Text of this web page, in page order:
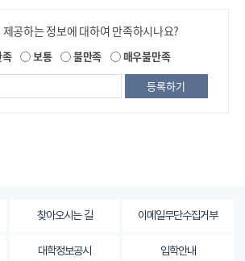
공하는 정보에 대하여 만족하시나요?
보통 불만족 매우불만족
되
는
가
용
찾아오시는 길 이메일무단수집거부
대학정보공시 입학안내